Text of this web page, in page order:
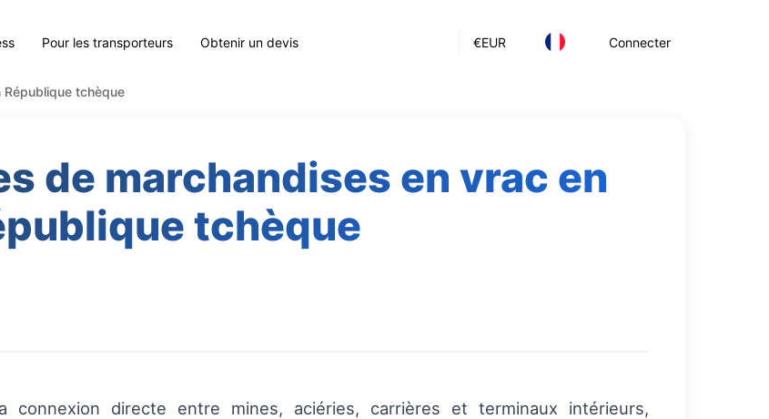
€EUR Connecter
Pour les transporteurs Obtenir un devis
tchèque
de marchandises en vrac en
tchèque
connexion directe entre mines, aciéries, carrières et terminaux intérieurs,